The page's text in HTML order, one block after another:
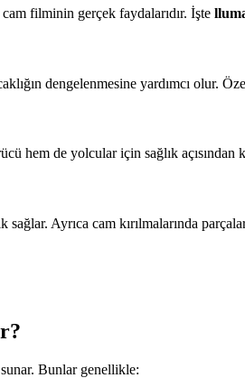
filminin gerçek faydalarıdır. İşte
dengelenmesine yardımcı olur.
hem de yolcular için sağlık açısından
Ayrıca cam kırılmalarında
Bunlar genellikle: